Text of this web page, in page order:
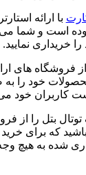
با ارائه
است و شما می
خریداری نمایید.
های
خود را به
کاربران خود
توتال بتل را از
که برای
شده به هیچ